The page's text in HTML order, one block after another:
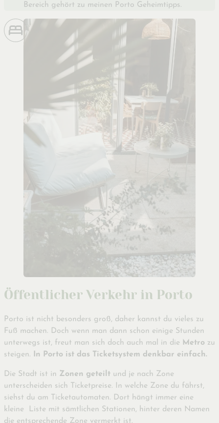
Bereich gehört zu meinen Porto Geheimtipps.
Öffentlicher Verkehr in Porto
Porto ist nicht besonders groß, daher kannst du vieles zu
Fuß machen. Doch wenn man dann schon einige Stunden
unterwegs ist, freut man sich doch auch mal in die Metro zu
steigen.
In Porto ist das Ticketsystem denkbar einfach.
Die Stadt ist in Zonen geteilt und je nach Zone
unterscheiden sich Ticketpreise. In welche Zone du fährst,
siehst du am Ticketautomaten. Dort hängt immer eine
kleine Liste mit sämtlichen Stationen, hinter deren Namen
die entsprechende Zone vermerkt ist.